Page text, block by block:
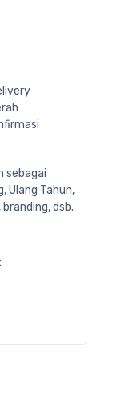
sebagai
Ulang Tahun,
dsb.